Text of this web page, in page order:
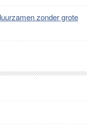
zonder grote